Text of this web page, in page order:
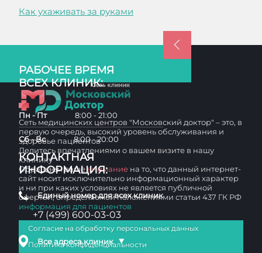
Как ухаживать за руками
РАБОЧЕЕ ВРЕМЯ
ВСЕХ КЛИНИК:
Пн - Пт 8:00 - 21:00
Сб - Вс 8:00 - 20:00
КОНТАКТНАЯ
ИНФОРМАЦИЯ:
Единый номер для всех клиник
+7 (499) 600-03-03
Все адреса клиник ▼
Сеть медицинских центров "Московский доктор" – это, в
первую очередь, высокий уровень обслуживания и
здоровье пациентов
Делитесь впечатлениями о вашем визите в нашу
клинику
Обращаем вашевнимание на то, что данный интернет-
сайт носит исключительно информационный характер
и ни при каких условиях не является публичной
офертой, определяемой положениями статьи 437 ГК РФ
информация для пациентов
Согласие на обработку персональных данных
Политика конфиденциальности